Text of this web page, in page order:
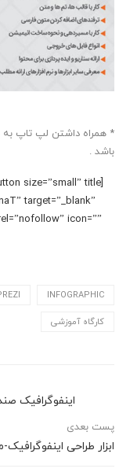
باشد .
target=”_blank”
icon=””
INFOGRAPHIC
کارگاه آموزشی
اینفوگرافیک
پست بعدی
ابزار طراحی اینفوگرافیک-